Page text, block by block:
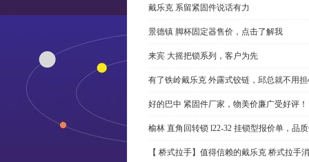
戴乐克 系留紧固件说话有力
景德镇 脚杯固定器售价，点击了解我
来宾 大摇把锁系列，客户为先
有了铁岭戴乐克 外露式铰链，邱总就不用
好的巴中 紧固件厂家，物美价廉广受好评！
榆林 直角回转锁 l22-32 挂锁型报价单，品
【 桥式拉手】值得信赖的戴乐克 桥式拉手